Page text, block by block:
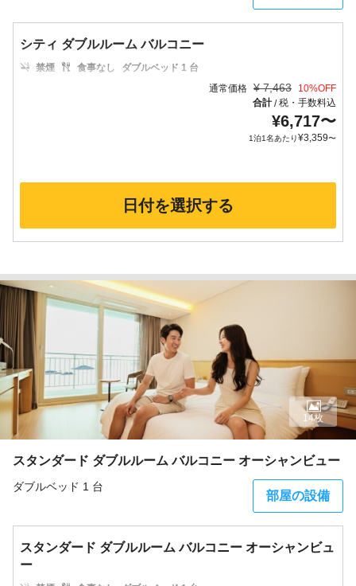
シティ ダブルルーム バルコニー
禁煙 食事なし
ダブルベッド 1 台
通常価格 ¥ 7,463 10%OFF
合計/税・手数料込
¥6,717〜
1泊1名あたり¥3,359〜
日付を選択する
スタンダード ダブルルーム バルコニー オーシャンビュー
ダブルベッド 1 台
部屋の設備
14枚
スタンダード ダブルルーム バルコニー オーシャンビュ
ー